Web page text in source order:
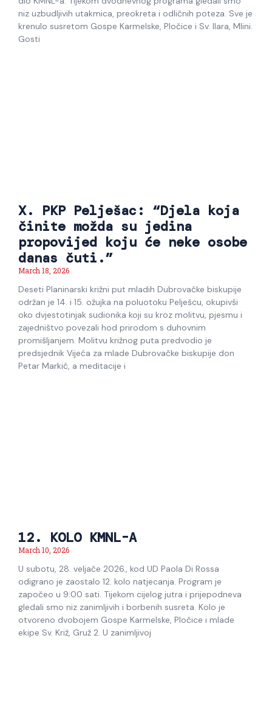
niz uzbudljivih utakmica, preokreta i odličnih poteza. Sve je
krenulo susretom Gospe Karmelske, Pločice i Sv. Ilara, Mlini.
Gosti
X. PKP Pelješac: “Djela koja
činite možda su jedina
propovijed koju će neke osobe
danas čuti.”
March 18, 2026
Deseti Planinarski križni put mladih Dubrovačke biskupije
održan je 14. i 15. ožujka na poluotoku Pelješcu, okupivši
oko dvjestotinjak sudionika koji su kroz molitvu, pjesmu i
zajedništvo povezali hod prirodom s duhovnim
promišljanjem. Molitvu križnog puta predvodio je
predsjednik Vijeća za mlade Dubrovačke biskupije don
Petar Markić, a meditacije i
12. KOLO KMNL-A
March 10, 2026
U subotu, 28. veljače 2026., kod UD Paola Di Rossa
odigrano je zaostalo 12. kolo natjecanja. Program je
započeo u 9:00 sati. Tijekom cijelog jutra i prijepodneva
gledali smo niz zanimljivih i borbenih susreta. Kolo je
otvoreno dvobojem Gospe Karmelske, Pločice i mlade
ekipe Sv. Križ, Gruž 2. U zanimljivoj